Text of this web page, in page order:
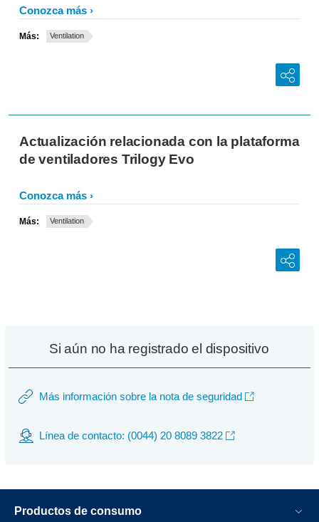
Conozca más
Más: Ventilation
Actualización relacionada con la plataforma
de ventiladores Trilogy Evo
Conozca más
Más: Ventilation
Si aún no ha registrado el dispositivo
Más información sobre la nota de seguridad
Línea de contacto: (0044) 20 8089 3822
Productos de consumo